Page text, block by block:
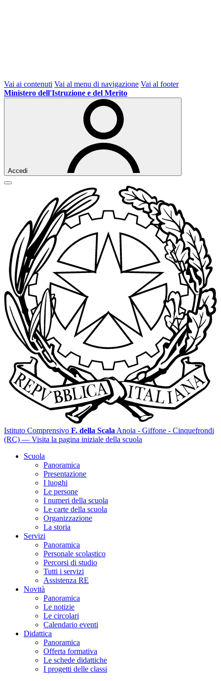
Vai ai contenuti Vai al menu di navigazione Vai al footer
Ministero dell'Istruzione e del Merito
Accedi
Istituto Comprensivo F. della Scala Anoia - Giffone - Cinquefrondi
(RC) — Visita la pagina iniziale della scuola
Scuola
Panoramica
Presentazione
I luoghi
Le persone
I numeri della scuola
Le carte della scuola
Organizzazione
La storia
Servizi
Panoramica
Personale scolastico
Percorsi di studio
Tutti i servizi
Assistenza RE
Novità
Panoramica
Le notizie
Le circolari
Calendario eventi
Didattica
Panoramica
Offerta formativa
Le schede didattiche
I progetti delle classi